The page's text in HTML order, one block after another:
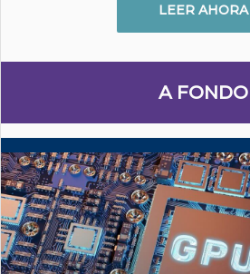
LEER AHORA
A FONDO